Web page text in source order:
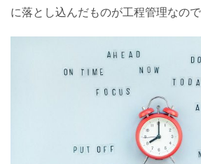
に落とし込んだものが工程管理なので